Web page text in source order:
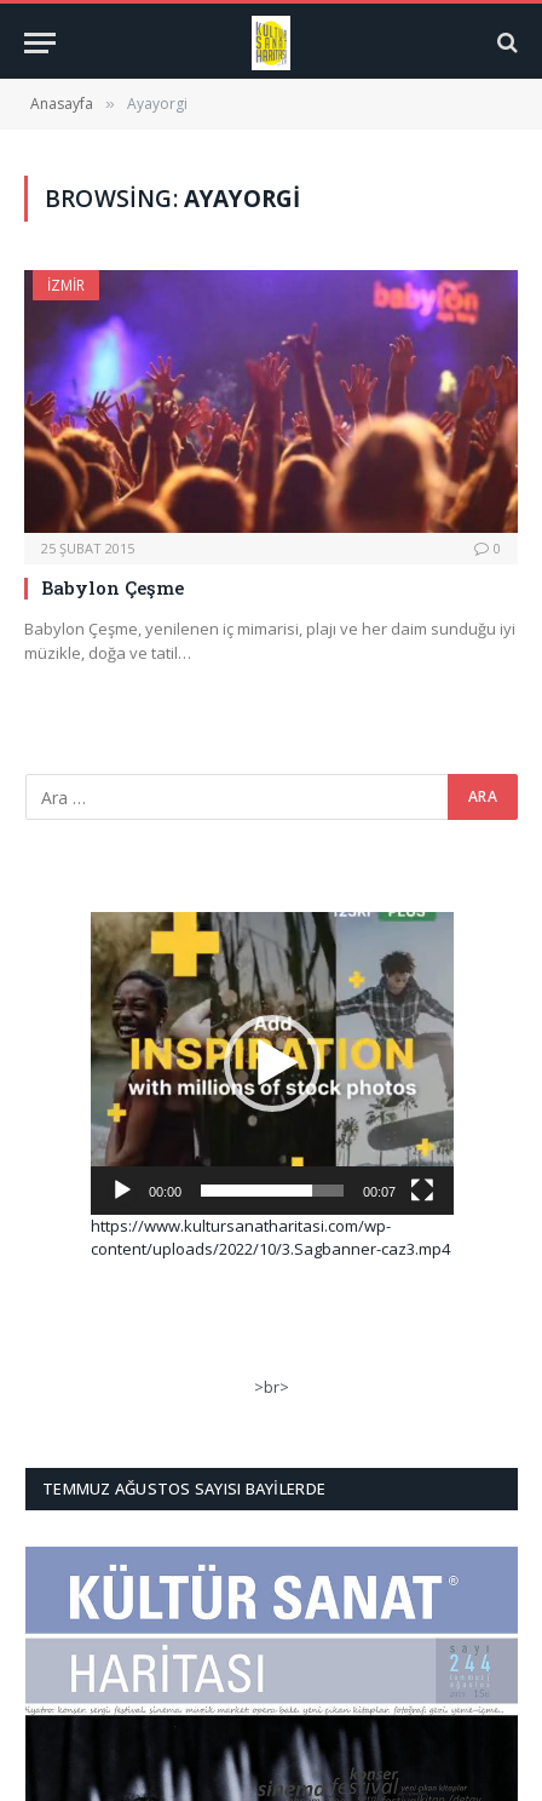
Anasayfa » Ayayorgi
BROWSING:AYAYORGI
İZMIR
25 ŞUBAT 2015 0
Babylon Çeşme
Babylon Çeşme, yenilenen iç mimarisi, plajı ve her daim sunduğu iyi
müzikle, doğa ve tatil…
Video
oynatıcı
00:00 00:07
https://www.kultursanatharitasi.com/wp-
content/uploads/2022/10/3.Sagbanner-caz3.mp4
>br>
TEMMUZ AĞUSTOS SAYISI BAYILERDE